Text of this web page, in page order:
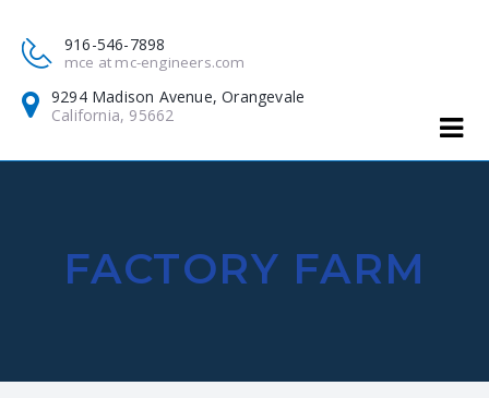
916-546-7898
mce at mc-engineers.com
9294 Madison Avenue, Orangevale
California, 95662
FACTORY FARM